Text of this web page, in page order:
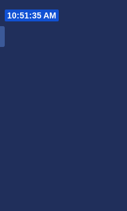
10:51:36 AM